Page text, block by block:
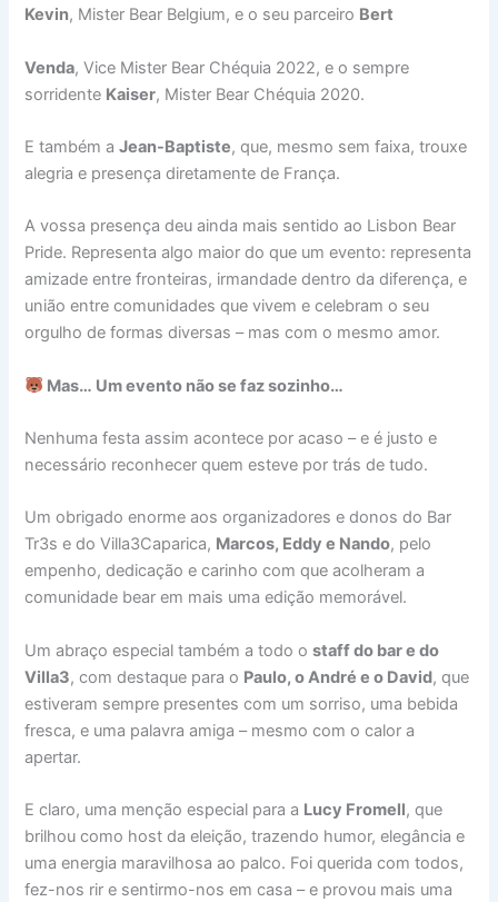
Kevin, Mister Bear Belgium, e o seu parceiro Bert
Venda, Vice Mister Bear Chéquia 2022, e o sempre
sorridente Kaiser, Mister Bear Chéquia 2020.
E também aJean-Baptiste, que, mesmo sem faixa, trouxe
alegria e presença diretamente de França.
A vossa presença deu ainda mais sentido ao Lisbon Bear
Pride. Representa algo maior do que um evento: representa
amizade entre fronteiras, irmandade dentro da diferença, e
união entre comunidades que vivem e celebram o seu
orgulho de formas diversas – mas com o mesmo amor.
Mas… Um evento não se faz sozinho…
Nenhuma festa assim acontece por acaso – e é justo e
necessário reconhecer quem esteve por trás de tudo.
Um obrigado enorme aos organizadores e donos do Bar
Tr3s e do Villa3Caparica, Marcos, Eddy e Nando, pelo
empenho, dedicação e carinho com que acolheram a
comunidade bear em mais uma edição memorável.
Um abraço especial também a todo ostaff do bar e do
Villa3, com destaque para o Paulo, o André e o David, que
estiveram sempre presentes com um sorriso, uma bebida
fresca, e uma palavra amiga – mesmo com o calor a
apertar.
E claro, uma menção especial para a Lucy Fromell, que
brilhou como host da eleição, trazendo humor, elegância e
uma energia maravilhosa ao palco. Foi querida com todos,
fez-nos rir e sentirmo-nos em casa – e provou mais uma